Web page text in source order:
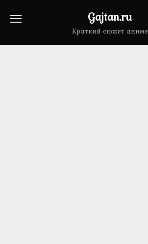
Gajtan.ru
Краткий сюжет аниме